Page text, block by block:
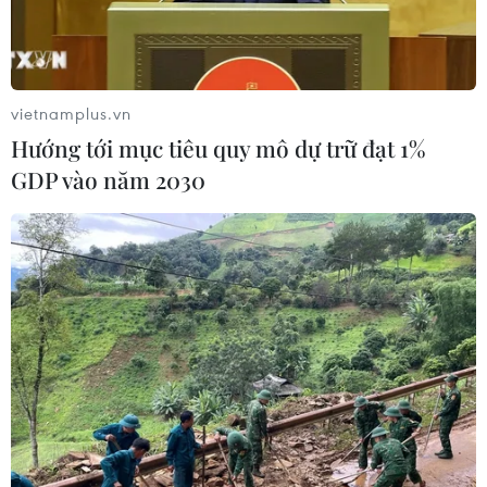
hành Google Android.
Với nguồn tài chính được đầu tư chất lượng,
cùng một tham vọng vươn xa mạnh mẽ,Color
đang rất sẵn sàng để tạo ra "cơn địa chấn" mới
trên trong lĩnh vực mạng xãhội của thế giới. Với
tiêu chí khởi đầu là thật đơn giản, Color được ví
như trang "Twitter dànhcho hình ảnh."
Bên cạnh đó, trang mạng này cũng đưa ra một
tính năng nhỏ khá thú vị, đó là nócó khả năng
định vị được người dùng đang ở đâu, từ đó đưa
ra những bức hình củamọi người ở xung quanh
họ.
Ngoài ra, người dùng còn có thể chia sẻ thông
vietnamplus.vn
Hướng tới mục tiêu quy mô dự trữ đạt 1%
GDP vào năm 2030